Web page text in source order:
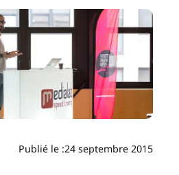
Publié le :24 septembre 2015